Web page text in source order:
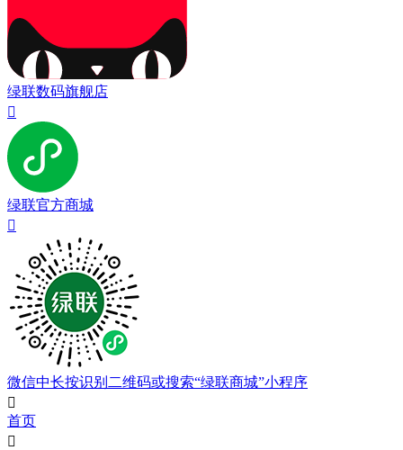
绿联数码旗舰店

绿联官方商城

微信中长按识别二维码或搜索“绿联商城”小程序

首页
